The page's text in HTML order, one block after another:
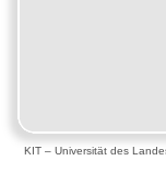
KIT – Universität des